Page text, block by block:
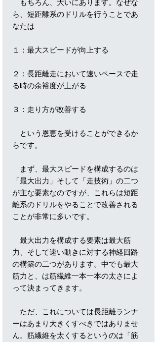
もちろん、大いにあります。なぜな
ら、短距離系のドリルを行うことであ
なたは
１：最大スピードが向上する
２：長距離走において速いペースで走
る時の余裕度が上がる
３：走り方が改善する
という恩恵を受けることができるか
らです。
まず、最大スピードを構成するのは
「最大出力」そして「走技術」の二つ
が主な要素なのですが、これらは短距
離系のドリルをやることで改善される
ことが非常に多いです。
最大出力を構成する要素は最大筋
力、そして速い動きに対する神経回路
の構築の二つがあります。中でも最大
筋力と、は筋繊維一本一本の太さによ
って決まってきます。
ただ、これについては長距離ランナ
ーはあまり大きくすべきではありませ
ん。筋繊維を太くするというのは「筋